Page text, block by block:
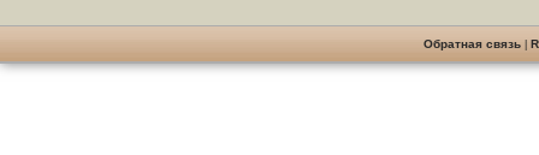
Обратная связь